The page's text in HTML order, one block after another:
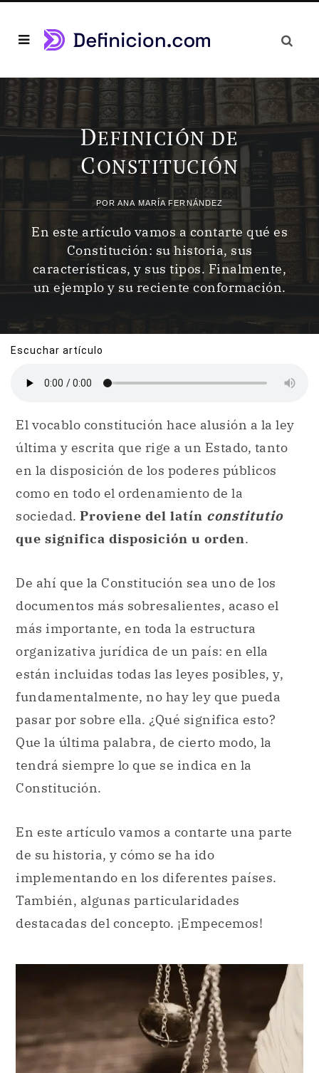
DEFINICIÓN DE
CONSTITUCIÓN
PORANA MARÍA FERNÁNDEZ
En este artículo vamos a contarte qué es
Constitución: su historia, sus
características, y sus tipos. Finalmente,
un ejemplo y su reciente conformación.
Escuchar artículo
El vocablo constitución hace alusión a la ley
última y escrita que rige a un Estado, tanto
en la disposición de los poderes públicos
como en todo el ordenamiento de la
sociedad. Proviene del latín constitutio
que significa disposición u orden.
De ahí que la Constitución sea uno de los
documentos más sobresalientes, acaso el
más importante, en toda la estructura
organizativa jurídica de un país: en ella
están incluidas todas las leyes posibles, y,
fundamentalmente, no hay ley que pueda
pasar por sobre ella. ¿Qué significa esto?
Que la última palabra, de cierto modo, la
tendrá siempre lo que se indica en la
Constitución.
En este artículo vamos a contarte una parte
de su historia, y cómo se ha ido
implementando en los diferentes países.
También, algunas particularidades
destacadas del concepto. ¡Empecemos!